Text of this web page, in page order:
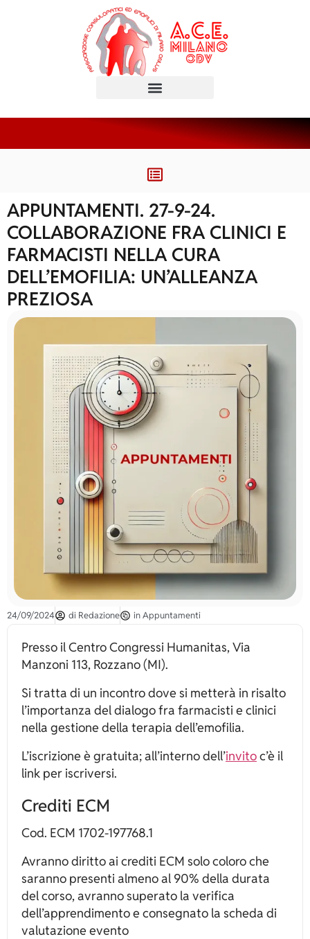
APPUNTAMENTI. 27-9-24.
COLLABORAZIONE FRA CLINICI E
FARMACISTI NELLA CURA
DELL’EMOFILIA: UN’ALLEANZA
PREZIOSA
24/09/2024 di Redazione inAppuntamenti
Presso il Centro Congressi Humanitas, Via
Manzoni 113, Rozzano (MI).
Si tratta di un incontro dove si metterà in risalto
l’importanza del dialogo fra farmacisti e clinici
nella gestione della terapia dell’emofilia.
L’iscrizione è gratuita; all’interno dell’invitoc’è il
link per iscriversi.
Crediti ECM
Cod. ECM 1702-197768.1
Avranno diritto ai crediti ECM solo coloro che
saranno presenti almeno al 90% della durata
del corso, avranno superato la verifica
dell’apprendimento e consegnato la scheda di
valutazione evento